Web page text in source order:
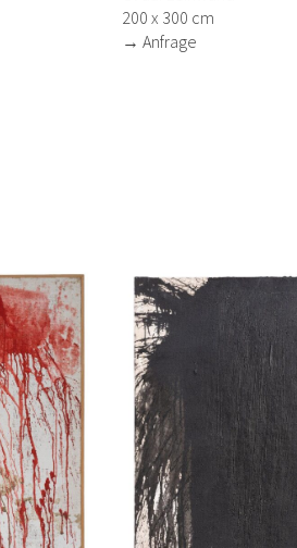
200 x 300 cm
→ Anfrage